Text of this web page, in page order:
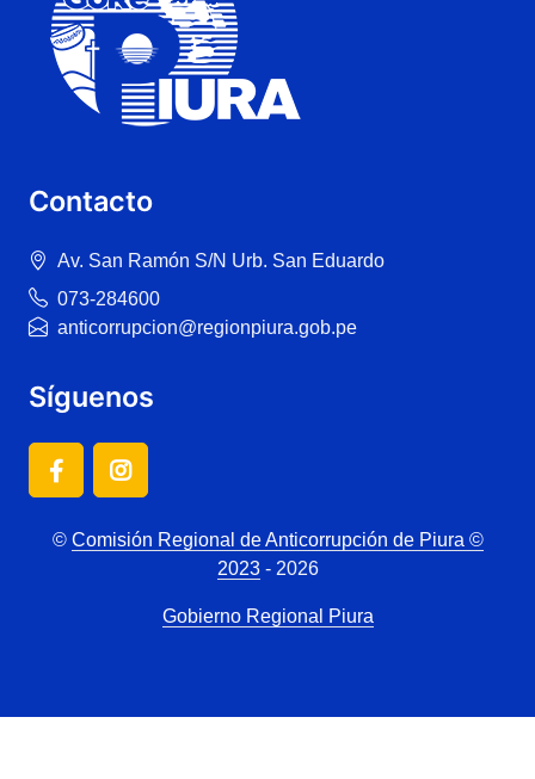
Contacto
Av. San Ramón S/N Urb. San Eduardo
073-284600
anticorrupcion@regionpiura.gob.pe
Síguenos
© Comisión Regional de Anticorrupción de Piura ©
2023- 2026
Gobierno Regional Piura